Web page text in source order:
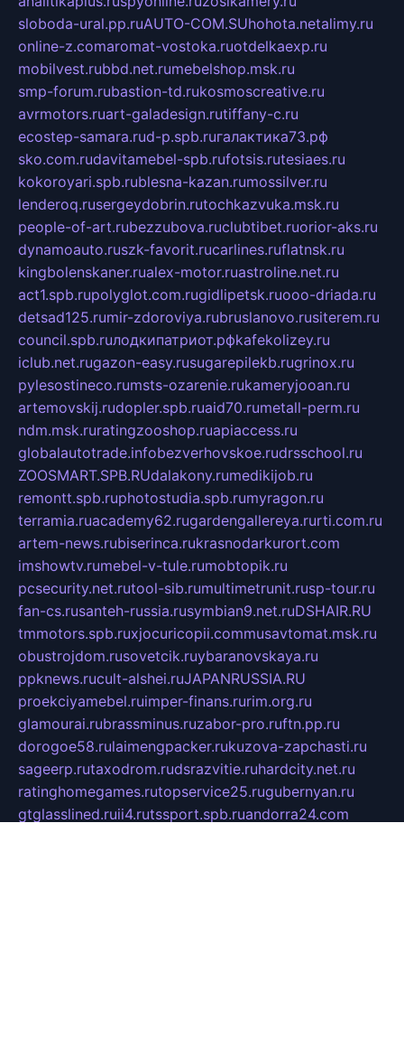
sloboda-ural.pp.ruAUTO-COM.SUhohota.netalimy.ru
online-z.comaromat-vostoka.ruotdelkaexp.ru
mobilvest.rubbd.net.rumebelshop.msk.ru
smp-forum.rubastion-td.rukosmoscreative.ru
avrmotors.ruart-galadesign.rutiffany-c.ru
ecostep-samara.rud-p.spb.ruгалактика73.рф
sko.com.rudavitamebel-spb.rufotsis.rutesiaes.ru
kokoroyari.spb.rublesna-kazan.rumossilver.ru
lenderoq.rusergeydobrin.rutochkazvuka.msk.ru
people-of-art.rubezzubova.ruclubtibet.ruorior-aks.ru
dynamoauto.ruszk-favorit.rucarlines.ruflatnsk.ru
kingbolenskaner.rualex-motor.ruastroline.net.ru
act1.spb.rupolyglot.com.rugidlipetsk.ruooo-driada.ru
detsad125.rumir-zdoroviya.rubruslanovo.rusiterem.ru
council.spb.ruлодкипатриот.рфkafekolizey.ru
iclub.net.rugazon-easy.rusugarepilekb.rugrinox.ru
pylesostineco.rumsts-ozarenie.rukameryjooan.ru
artemovskij.rudopler.spb.ruaid70.rumetall-perm.ru
ndm.msk.ruratingzooshop.ruapiaccess.ru
globalautotrade.infobezverhovskoe.rudrsschool.ru
ZOOSMART.SPB.RUdalakony.rumedikijob.ru
remontt.spb.ruphotostudia.spb.rumyragon.ru
terramia.ruacademy62.rugardengallereya.rurti.com.ru
artem-news.rubiserinca.rukrasnodarkurort.com
imshowtv.rumebel-v-tule.rumobtopik.ru
pcsecurity.net.rutool-sib.rumultimetrunit.rusp-tour.ru
fan-cs.rusanteh-russia.rusymbian9.net.ruDSHAIR.RU
tmmotors.spb.ruxjocuricopii.commusavtomat.msk.ru
obustrojdom.rusovetcik.ruybaranovskaya.ru
ppknews.rucult-alshei.ruJAPANRUSSIA.RU
proekciyamebel.ruimper-finans.rurim.org.ru
glamourai.rubrassminus.ruzabor-pro.ruftn.pp.ru
dorogoe58.rulaimengpacker.rukuzova-zapchasti.ru
sageerp.rutaxodrom.rudsrazvitie.ruhardcity.net.ru
ratinghomegames.rutopservice25.rugubernyan.ru
gtglasslined.ruii4.rutssport.spb.ruandorra24.com